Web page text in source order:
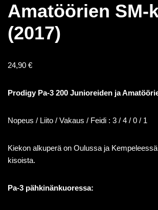
Amatöörien SM-
(2017)
24,90 €
Prodigy Pa-3 200 Junioreiden ja
Nopeus / Liito / Vakaus / Feidi : 3 / 4 / 0 / 1
Kiekon alkuperä on Oulussa ja
kisoista.
Pa-3 pähkinänkuoressa: